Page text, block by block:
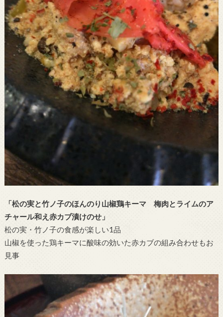
「松の実と竹ノ子のほんのり山椒鶏キーマ 梅肉とライムのア
チャール和え赤カブ漬けのせ」
松の実・竹ノ子の食感が楽しい1品
山椒を使った鶏キーマに酸味の効いた赤カブの組み合わせもお
見事